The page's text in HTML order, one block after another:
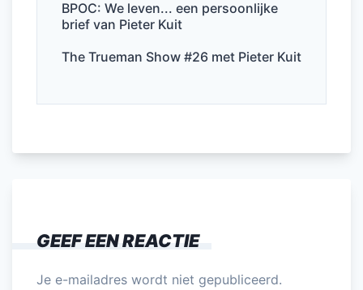
BPOC: We leven... een persoonlijke
brief van Pieter Kuit
The Trueman Show #26 met Pieter Kuit
b
o
o
dI
n
A
p
GEEF EEN REACTIE
Je e-mailadres wordt niet gepubliceerd.